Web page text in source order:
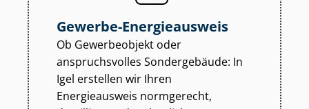
Gewerbe-Energieausweis
Ob Gewerbeobjekt oder
anspruchsvolles Sondergebäude: In
Igel erstellen wir Ihren
Energieausweis normgerecht,